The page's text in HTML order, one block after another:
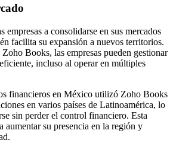
empresas a consolidarse en sus mercados
facilita su expansión a nuevos territorios.
Books, las empresas pueden gestionar
incluso al operar en múltiples
financieros en México utilizó Zoho Books
en varios países de Latinoamérica, lo
sin perder el control financiero. Esta
aumentar su presencia en la región y